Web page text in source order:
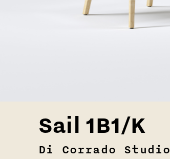
Sail 1B1/K
Di Corrado Studio